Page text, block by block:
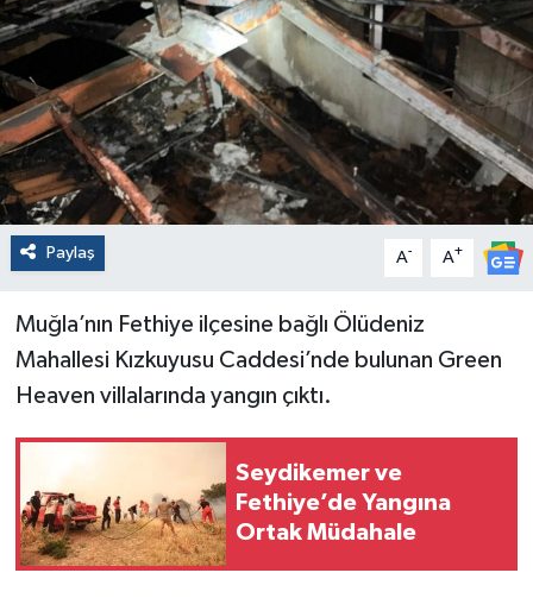
Paylaş A- A+
Muğla’nın Fethiye ilçesine bağlı Ölüdeniz
Mahallesi Kızkuyusu Caddesi’nde bulunan Green
Heaven villalarında yangın çıktı.
Seydikemer ve
Fethiye’de Yangına
Ortak Müdahale